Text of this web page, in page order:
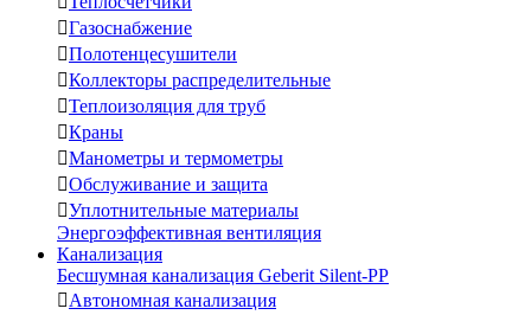
Газоснабжение
Полотенцесушители
Коллекторы распределительные
Теплоизоляция для труб
Краны
Манометры и термометры
Обслуживание и защита
Уплотнительные материалы
Энергоэффективная вентиляция
Канализация
Бесшумная канализация Geberit Silent-PP
Автономная канализация